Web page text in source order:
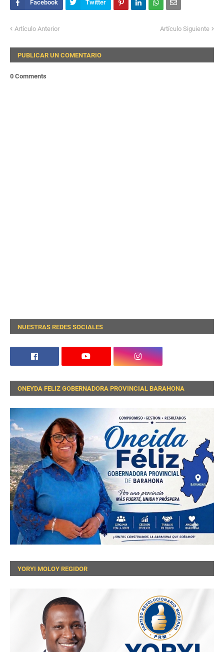
Artículo Anterior Artículo Siguiente
PUBLICAR UN COMENTARIO
0 Comments
NUESTRAS REDES SOCIALES
ONEYDA FELIZ GOBERNADORA PROVINCIAL BARAHONA
YORYI MOLOY REGIDOR